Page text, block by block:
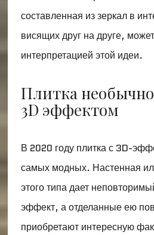
составленная из зеркал в
висящих друг на друге,
интерпретацией этой идеи.
Плитка
3D эффектом
В 2020 году плитка с 3D-
самых модных. Настенная
этого типа дает
эффект, а отделанные ею
приобретают интересную